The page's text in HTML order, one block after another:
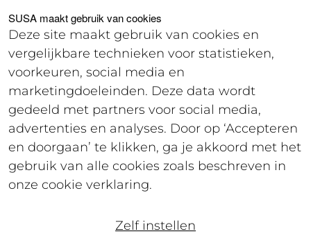
SUSA maakt gebruik van cookies
Deze site maakt gebruik van cookies en
vergelijkbare technieken voor statistieken,
voorkeuren, social media en
marketingdoeleinden. Deze data wordt
gedeeld met partners voor social media,
advertenties en analyses. Door op ‘Accepteren
en doorgaan’ te klikken, ga je akkoord met het
gebruik van alle cookies zoals beschreven in
onze cookie verklaring.
Zelf instellen
Voor studenten Voor werkgevers
Login
Studentencontent
Blogs en tips voor studenten over werken,
studeren en studentenleven